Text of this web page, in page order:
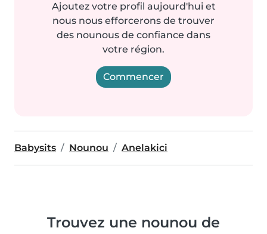
Ajoutez votre profil aujourd'hui et
nous nous efforcerons de trouver
des nounous de confiance dans
votre région.
Commencer
Babysits Nounou Anelakici
Trouvez une nounou de